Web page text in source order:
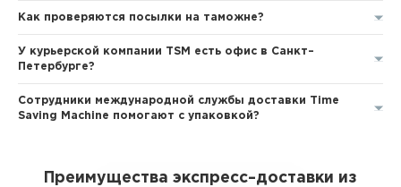
Как проверяются посылки на таможне?
У курьерской компании TSM есть офис в Санкт–
Петербурге?
Сотрудники международной службы доставки Time
Saving Machine помогают с упаковкой?
Преимущества экспресс–доставки из